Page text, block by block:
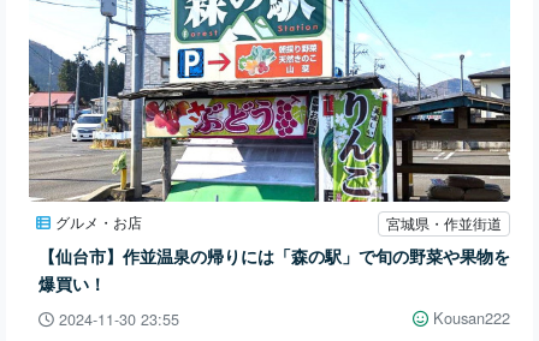
グルメ・お店 宮城県・作並街道
【仙台市】作並温泉の帰りには「森の駅」で旬の野菜や果物を
爆買い！
2024-11-30 23:55 Kousan222